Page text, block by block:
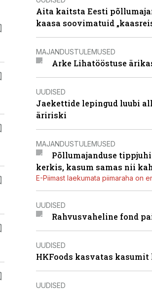
Aita kaitsta Eesti
kaasa soovimatuid
MAJANDUSTULEMUSED
Arke Lihatööstuse
UUDISED
Jaekettide lepingud luubi
äririski
MAJANDUSTULEMUSED
Põllumajanduse
kerkis, kasum samas nii
E-Piimast laekumata piimaraha on
UUDISED
Rahvusvaheline fond
UUDISED
HKFoods kasvatas
UUDISED